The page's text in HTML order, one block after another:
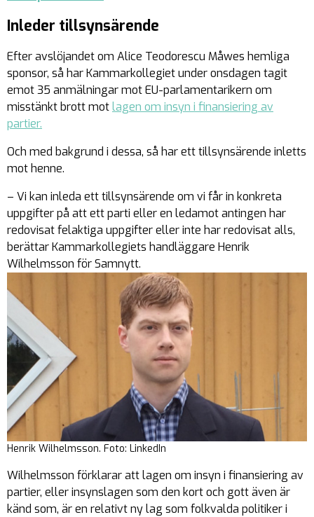
Inleder tillsynsärende
Efter avslöjandet om Alice Teodorescu Måwes hemliga
sponsor, så har Kammarkollegiet under onsdagen tagit
emot 35 anmälningar mot EU-parlamentarikern om
misstänkt brott motlagen om insyn i finansiering av
partier.
Och med bakgrund i dessa, så har ett tillsynsärende inletts
mot henne.
– Vi kan inleda ett tillsynsärende om vi får in konkreta
uppgifter på att ett parti eller en ledamot antingen har
redovisat felaktiga uppgifter eller inte har redovisat alls,
berättar Kammarkollegiets handläggare Henrik
Wilhelmsson för Samnytt.
Henrik Wilhelmsson. Foto: LinkedIn
Wilhelmsson förklarar att lagen om insyn i finansiering av
partier, eller insynslagen som den kort och gott även är
känd som, är en relativt ny lag som folkvalda politiker i